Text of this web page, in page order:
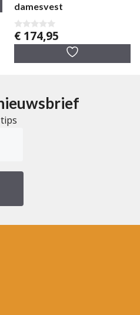
damesvest
0
v
€ 174,95